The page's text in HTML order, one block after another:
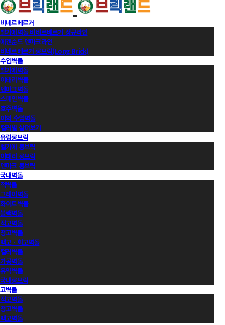
비네르베르거
벨기에벽돌 비네르베르거 정규라인
에겐순드 덴마크라인
비네르베르거 롱브릭(Long Brick)
수입벽돌
벨기에벽돌
이태리벽돌
덴마크벽돌
스페인벽돌
호주벽돌
이외 수입벽돌
컬러별 살펴보기
유럽롱브릭
벨기에 롱브릭
이태리 롱브릭
덴마크 롱브릭
국내벽돌
적벽돌
그레이벽돌
화이트벽돌
블랙벽돌
적고벽돌
청고벽돌
백고ㆍ회고벽돌
컬러벽돌
가공벽돌
유약벽돌
국내롱브릭
고벽돌
적고벽돌
청고벽돌
백고벽돌